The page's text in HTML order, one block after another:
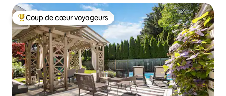
Coup de cœur voyageurs parmi les plus aimés
Coup de cœur voyageurs